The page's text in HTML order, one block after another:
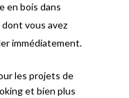
en bois dans
vous avez
immédiatement.
les projets de
et bien plus